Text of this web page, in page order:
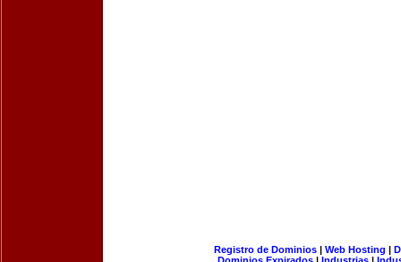
Registro de Dominios| Web Hosting |